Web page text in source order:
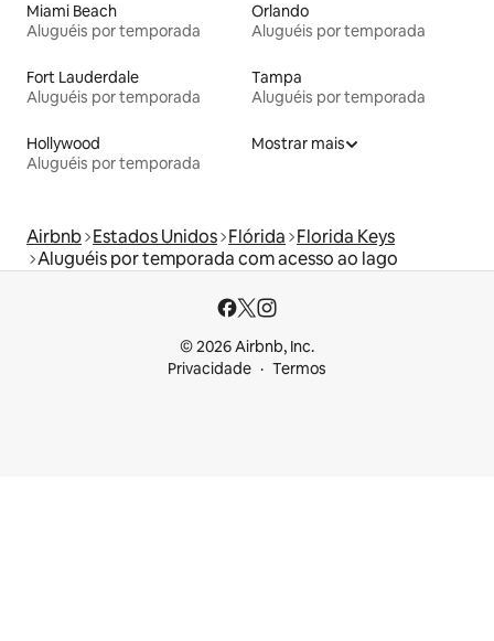
Miami Beach
Aluguéis por temporada
Orlando
Aluguéis por temporada
Fort Lauderdale
Aluguéis por temporada
Tampa
Aluguéis por temporada
Hollywood
Aluguéis por temporada
Mostrar mais
Airbnb Estados Unidos Flórida Florida Keys
Aluguéis por temporada com acesso ao lago
© 2026 Airbnb, Inc.
Privacidade
Termos